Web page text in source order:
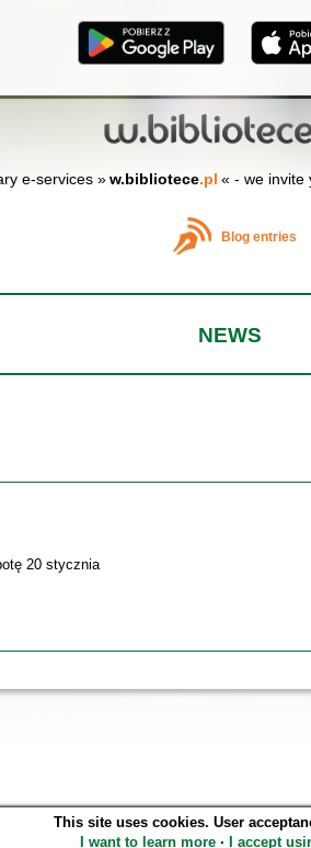
e-services » w.bibliotece.pl « - we invite
Blog entries
NEWS
20 stycznia
SOWA OPAC v. 6.11.10 (2026-
Generated in 0,5486 s.
This site uses cookies. User
I want to learn more∙ I accept